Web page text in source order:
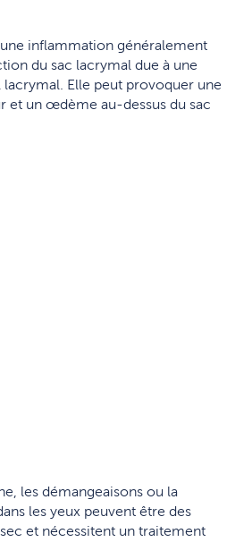
inflammation généralement
du sac lacrymal due à une
Elle peut provoquer une
et un œdème au-dessus du sac
les démangeaisons ou la
les yeux peuvent être des
et nécessitent un traitement